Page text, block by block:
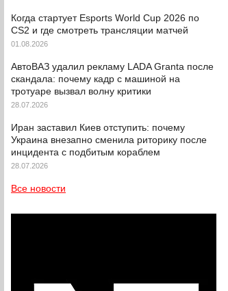
Когда стартует Esports World Cup 2026 по
CS2 и где смотреть трансляции матчей
01.08.2026
АвтоВАЗ удалил рекламу LADA Granta после
скандала: почему кадр с машиной на
тротуаре вызвал волну критики
28.07.2026
Иран заставил Киев отступить: почему
Украина внезапно сменила риторику после
инцидента с подбитым кораблем
28.07.2026
Все новости